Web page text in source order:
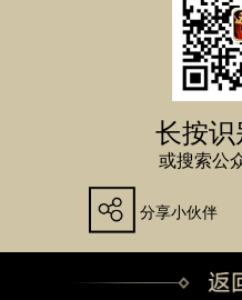
长按
或搜索公
分享小伙伴